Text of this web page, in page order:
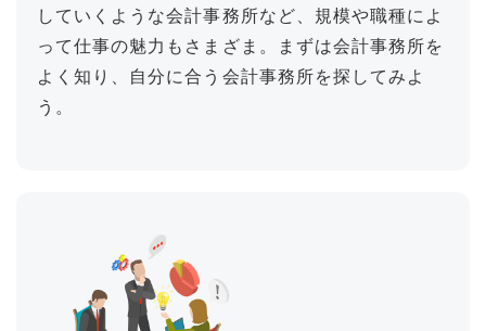
していくような会計事務所など、規模や職種によ
って仕事の魅力もさまざま。まずは会計事務所を
よく知り、自分に合う会計事務所を探してみよ
う。